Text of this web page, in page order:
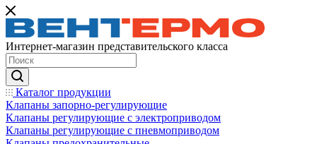
Интернет-магазин представительского класса
Каталог продукции
Клапаны запорно-регулирующие
Клапаны регулирующие с электроприводом
Клапаны регулирующие с пневмоприводом